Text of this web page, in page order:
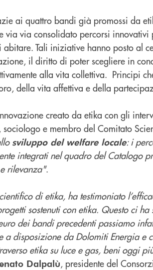
ai quattro bandi già promossi da
via via consolidato percorsi
Tali iniziative hanno posto al
il diritto di poter scegliere in
alla vita collettiva. Principi
della vita affettiva e della
creato da etika con gli
, sociologo e membro del Comitato
sviluppo del welfare locale: i
integrati nel quadro del Catalogo
rilevanza".
di etika, ha testimoniato
sostenuti con etika. Questo ci
dei bandi precedenti passiamo
a disposizione da Dolomiti Energia
etika su luce e gas, beni oggi
Dalpalù, presidente del